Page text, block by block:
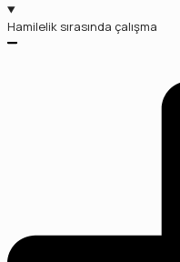
Hamilelik sırasında çalışma